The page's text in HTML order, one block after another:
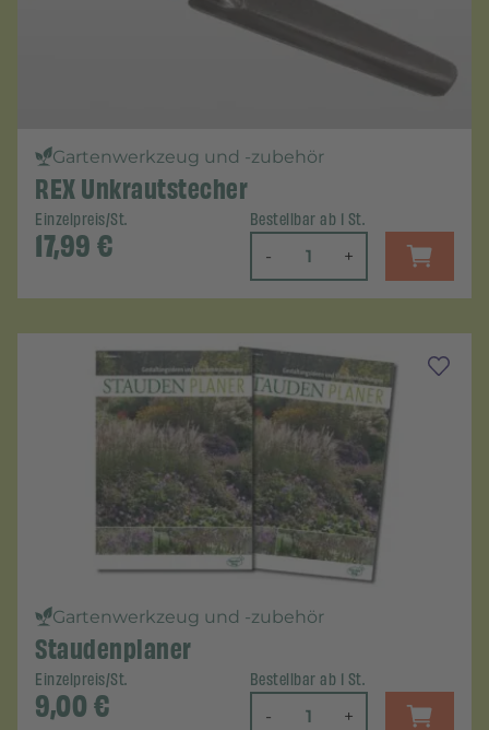
Gartenwerkzeug und -zubehör
REX Unkrautstecher
Einzelpreis/St.
17,99€
Bestellbar ab 1 St.
- +
Gartenwerkzeug und -zubehör
Staudenplaner
Einzelpreis/St.
9,00€
Bestellbar ab 1 St.
- +